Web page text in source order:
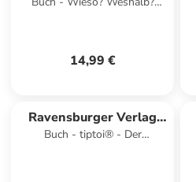
GmbH
14,99 €
Ravensburger Verlag
GmbH
Buch - tiptoi® - Der